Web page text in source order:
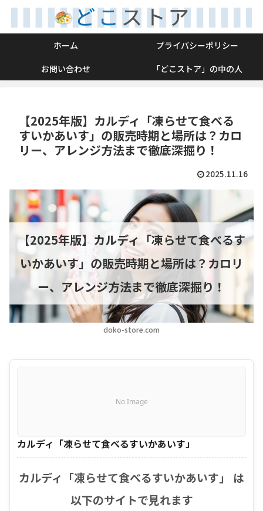
ホーム
プライバシーポリシー
お問い合わせ
「どこストア」の中の人
【2025年版】カルディ「凍らせて食べる
すいかあいす」の販売時期と場所は？カロ
リー、アレンジ方法まで徹底深掘り！
2025.11.16
doko-store.com
【2025年版】カルディ「凍らせて食べるす
いかあいす」の販売時期と場所は？カロリ
ー、アレンジ方法まで徹底深掘り！
No Image
カルディ「凍らせて食べるすいかあいす」
カルディ「凍らせて食べるすいかあいす」 は
以下のサイトで見れます